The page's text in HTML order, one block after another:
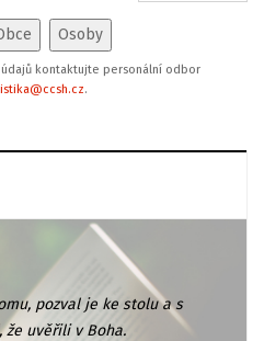
kontaktujte personální odbor
.
pozval je ke stolu a s
že uvěřili v Boha.